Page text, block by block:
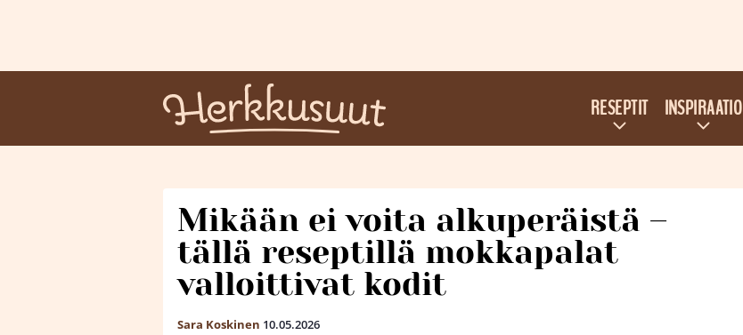
RESEPTIT INSPIRAATIO
Mikään ei voita alkuperäistä –
tällä reseptillä mokkapalat
valloittivat kodit
Sara Koskinen 10.05.2026